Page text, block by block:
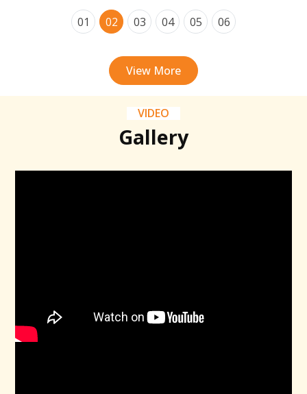
01 02 03 04 05 06
View More
VIDEO
Gallery